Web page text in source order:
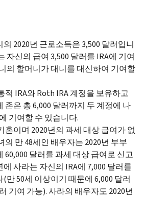
2020년 근로소득은 3,500 달러입니
자신의 급여 3,500 달러를 IRA에 기여
의 할머니가 대니를 대신하여 기여할
적 IRA와 Roth IRA 계정을 보유하고
존은 총 6,000 달러까지 두 계정에 나
기여할 수 있습니다.
혼이며 2020년의 과세 대상 급여가 없
의 만 48세인 배우자는 2020년 부부
60,000 달러를 과세 대상 급여로 신고
사라는 자신의 IRA에 7,000 달러를
만 50세 이상이기 때문에 6,000 달러
기여 가능). 사라의 배우자도 2020년